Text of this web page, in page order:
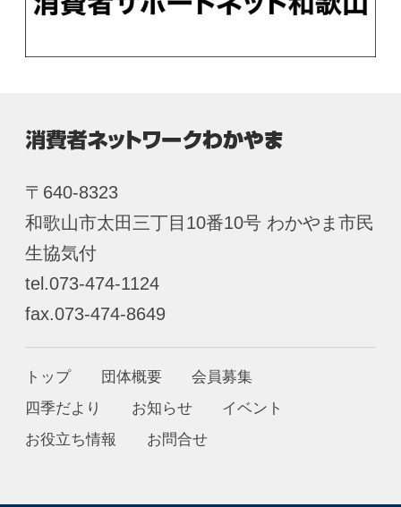
〒640-8323
和歌山市太田三丁目10番10号 わかやま市民
生協気付
tel.073-474-1124
fax.073-474-8649
トップ 団体概要
会員募集
四季だより
お知らせ
イベント
お役立ち情報
お問合せ